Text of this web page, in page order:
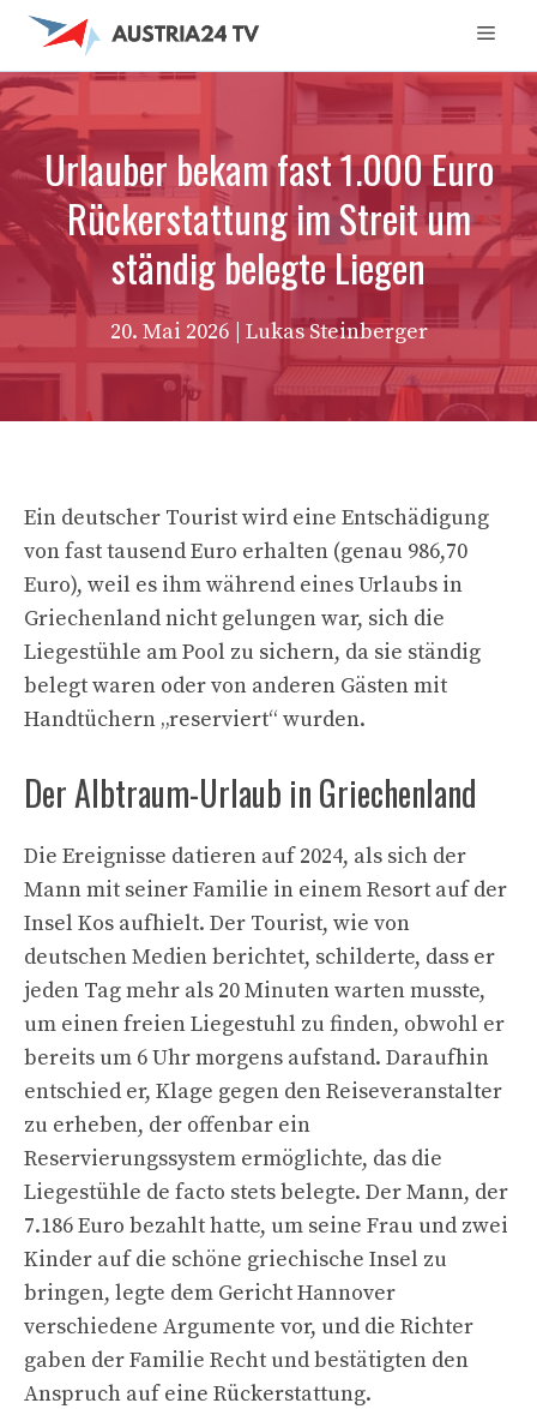
Zum
Inhalt
springen
Urlauber bekam fast 1.000 Euro
Rückerstattung im Streit um
ständig belegte Liegen
20. Mai 2026 | Lukas Steinberger
Ein deutscher Tourist wird eine Entschädigung
von fast tausend Euro erhalten (genau 986,70
Euro), weil es ihm während eines Urlaubs in
Griechenland nicht gelungen war, sich die
Liegestühle am Pool zu sichern, da sie ständig
belegt waren oder von anderen Gästen mit
Handtüchern „reserviert“ wurden.
Der Albtraum-Urlaub in Griechenland
Die Ereignisse datieren auf 2024, als sich der
Mann mit seiner Familie in einem Resort auf der
Insel Kos aufhielt. Der Tourist, wie von
deutschen Medien berichtet, schilderte, dass er
jeden Tag mehr als 20 Minuten warten musste,
um einen freien Liegestuhl zu finden, obwohl er
bereits um 6 Uhr morgens aufstand. Daraufhin
entschied er, Klage gegen den Reiseveranstalter
zu erheben, der offenbar ein
Reservierungssystem ermöglichte, das die
Liegestühle de facto stets belegte. Der Mann, der
7.186 Euro bezahlt hatte, um seine Frau und zwei
Kinder auf die schöne griechische Insel zu
bringen, legte dem Gericht Hannover
verschiedene Argumente vor, und die Richter
gaben der Familie Recht und bestätigten den
Anspruch auf eine Rückerstattung.